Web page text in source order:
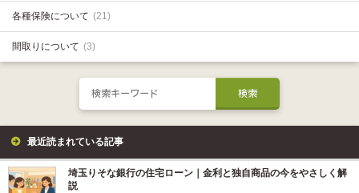
各種保険について (21)
間取りについて (3)
最近読まれている記事
埼玉りそな銀行の住宅ローン｜金利と独自商品の今をやさしく解
説